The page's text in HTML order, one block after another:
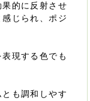
的に反射させ
じられ、ポジ
現する色でも
も調和しやす